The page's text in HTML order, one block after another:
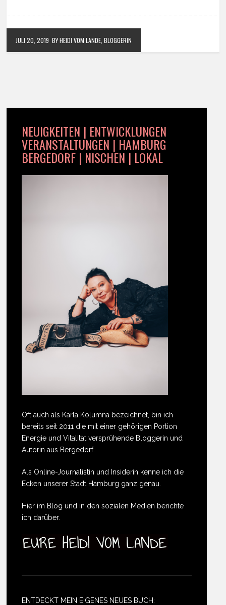
JULI 20, 2019 BY HEIDI VOM LANDE, BLOGGERIN
NEUIGKEITEN | ENTWICKLUNGEN
VERANSTALTUNGEN | HAMBURG
BERGEDORF | NISCHEN | LOKAL
Oft auch als Karla Kolumna bezeichnet, bin ich
bereits seit 2011 die mit einer gehörigen Portion
Energie und Vitalität versprühende Bloggerin und
Autorin aus Bergedorf.
Als Online-Journalistin und Insiderin kenne ich die
Ecken unserer Stadt Hamburg ganz genau.
Hier im Blog und in den sozialen Medien berichte
ich darüber.
ENTDECKT MEIN EIGENES NEUES BUCH: